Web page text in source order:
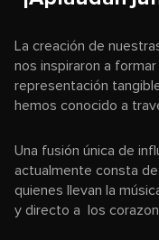
La creación de
nos inspiraron a formar
representación
hemos conocido a
Una fusión única de
actualmente consta de
quienes llevan la
y directo a los